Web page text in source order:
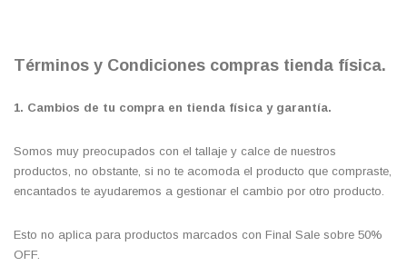
Términos y Condiciones compras tienda física.
1. Cambios de tu compra en tienda física y garantía.
Somos muy preocupados con el tallaje y calce de nuestros
productos, no obstante, si no te acomoda el producto que compraste,
encantados te ayudaremos a gestionar el cambio por otro producto.
Esto no aplica para productos marcados con Final Sale sobre 50%
OFF.